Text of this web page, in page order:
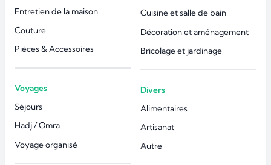
Entretien de la maison
Couture
Pièces & Accessoires
Voyages
Séjours
Hadj / Omra
Voyage organisé
Cuisine et salle de bain
Décoration et aménagement
Bricolage et jardinage
Divers
Alimentaires
Artisanat
Autre